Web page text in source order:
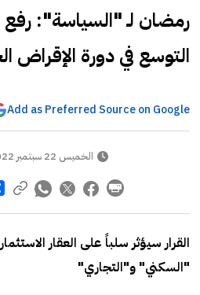
رمضان لـ "السياسة":
التوسع في دورة الإقراض
Add as Preferred Source on Google
الخميس 22 سبتمبر 2022
القرار سيؤثر سلباً على العقار
"السكني" و"التجاري"